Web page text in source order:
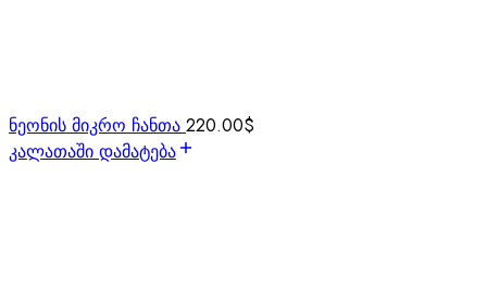
ნეონის მიკრო ჩანთა 220.00$
კალათაში დამატება